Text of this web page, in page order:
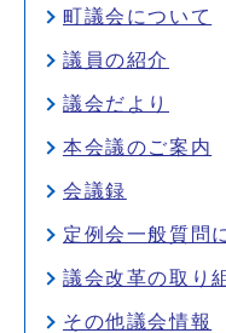
町議会について
議員の紹介
議会だより
本会議のご案内
会議録
定例会一般質問
議会改革の取り
その他議会情報